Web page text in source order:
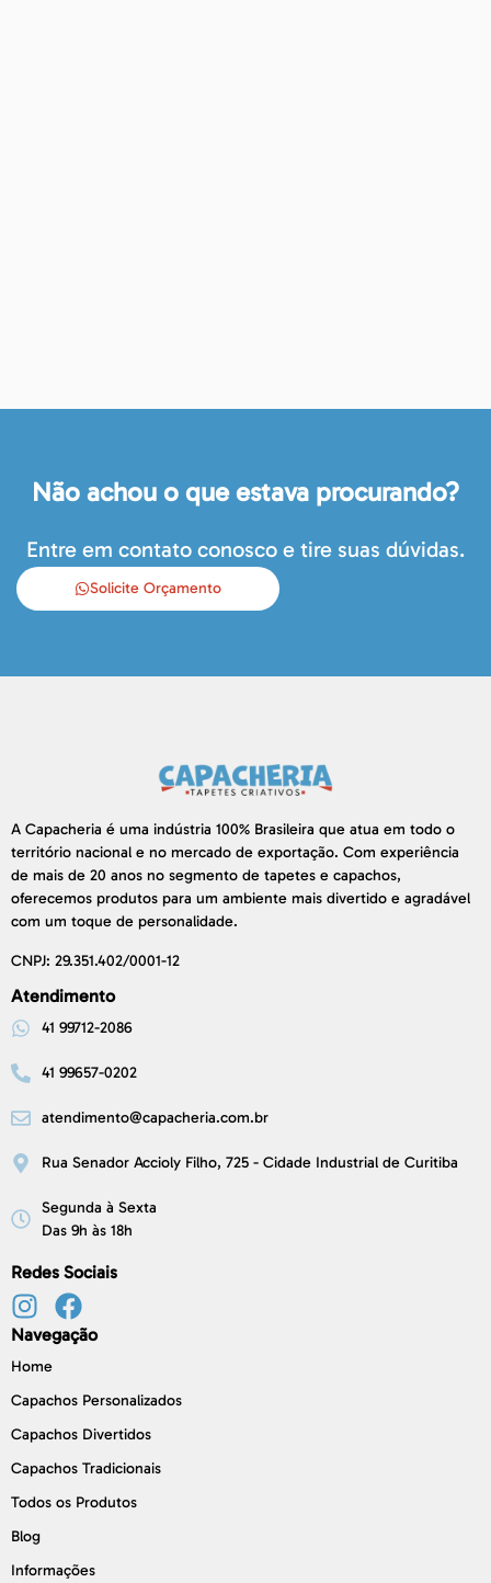
Não achou o que estava procurando?
Entre em contato conosco e tire suas dúvidas.
Solicite Orçamento
A Capacheria é uma indústria 100% Brasileira que atua em todo o
território nacional e no mercado de exportação. Com experiência
de mais de 20 anos no segmento de tapetes e capachos,
oferecemos produtos para um ambiente mais divertido e agradável
com um toque de personalidade.
CNPJ: 29.351.402/0001-12
Atendimento
41 99712-2086
41 99657-0202
atendimento@capacheria.com.br
Rua Senador Accioly Filho, 725 - Cidade Industrial de Curitiba
Segunda à Sexta
Das 9h às 18h
Redes Sociais
Navegação
Home
Capachos Personalizados
Capachos Divertidos
Capachos Tradicionais
Todos os Produtos
Blog
Informações